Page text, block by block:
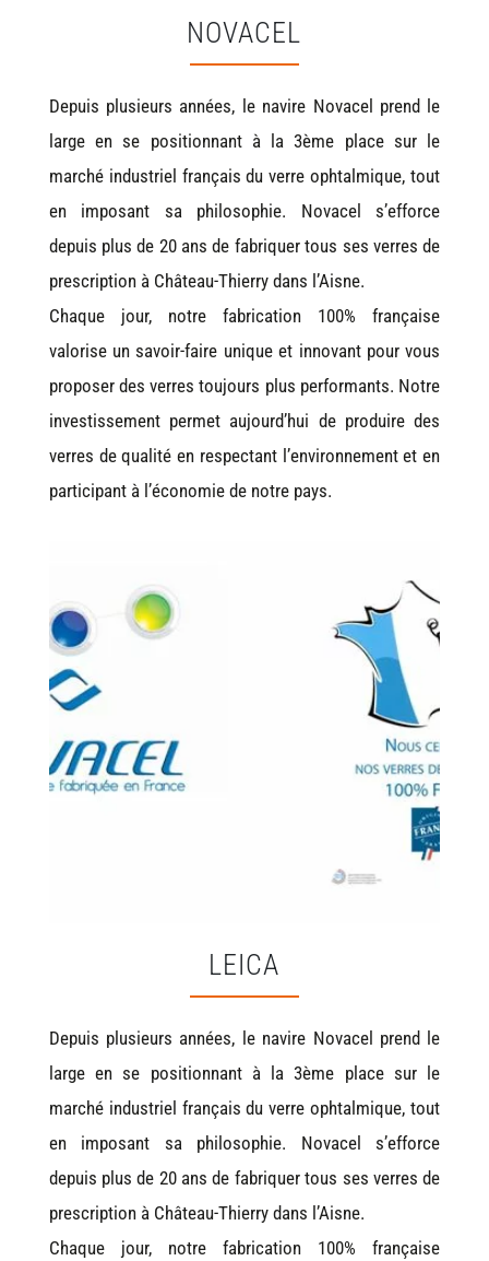
NOVACEL
Depuis plusieurs années, le navire Novacel prend le
large en se positionnant à la 3ème place sur le
marché industriel français du verre ophtalmique, tout
en imposant sa philosophie. Novacel s’efforce
depuis plus de 20 ans de fabriquer tous ses verres de
prescription à Château-Thierry dans l’Aisne.
Chaque jour, notre fabrication 100% française
valorise un savoir-faire unique et innovant pour vous
proposer des verres toujours plus performants. Notre
investissement permet aujourd’hui de produire des
verres de qualité en respectant l’environnement et en
participant à l’économie de notre pays.
LEICA
Depuis plusieurs années, le navire Novacel prend le
large en se positionnant à la 3ème place sur le
marché industriel français du verre ophtalmique, tout
en imposant sa philosophie. Novacel s’efforce
depuis plus de 20 ans de fabriquer tous ses verres de
prescription à Château-Thierry dans l’Aisne.
Chaque jour, notre fabrication 100% française